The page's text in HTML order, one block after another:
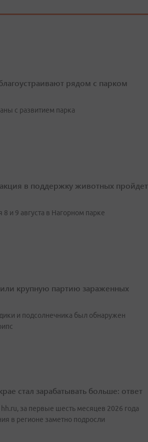
рядом с парком
с развитием парка
в поддержку животных пройдет
и 9 августа в Нагорном парке
крупную партию зараженных
и подсолнечника был обнаружен
стал зарабатывать больше: ответ
за первые шесть месяцев 2026 года
в регионе заметно подросли